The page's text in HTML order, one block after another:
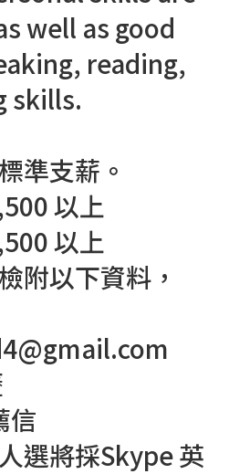
well as good
reading,
skills.
準支薪。
以上
以上
附以下資料，
信
選將採Skype 英